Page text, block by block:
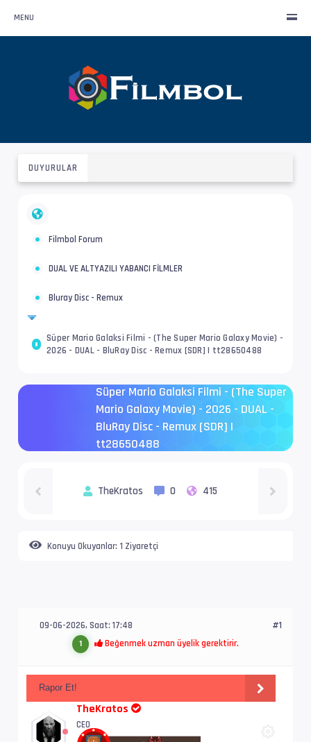
MENU
DUYURULAR
Filmbol Forum
DUAL VE ALTYAZILI YABANCI FİLMLER
Bluray Disc - Remux
Süper Mario Galaksi Filmi - (The Super Mario Galaxy Movie) -
2026 - DUAL - BluRay Disc - Remux [SDR] | tt28650488
Süper Mario Galaksi Filmi - (The Super
Mario Galaxy Movie) - 2026 - DUAL -
BluRay Disc - Remux [SDR] |
tt28650488
TheKratos 0 415
Konuyu Okuyanlar: 1 Ziyaretçi
09-06-2026, Saat: 17:48
1 Beğenmek uzman üyelik gerektirir.
#1
Rapor Et!
TheKratos
CEO